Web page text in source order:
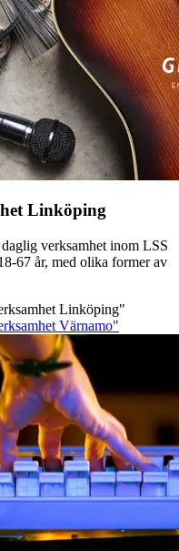
Linköping
verksamhet inom LSS
67 år, med olika former av
Linköping"
Värnamo"